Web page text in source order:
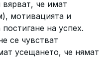
вярват, че имат
мотивацията и
на успех.
се чувстват
усещането, че нямат